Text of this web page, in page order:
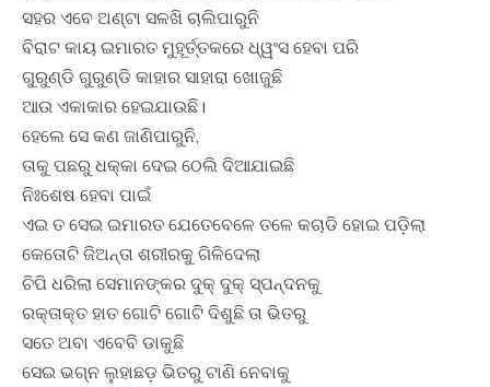
ସହର ଏବେ ଅଣ୍ଟା ସଳଖି ଚାଲିପାରୁନି
ବିରାଟ କାୟ ଇମାରତ ମୁହୂର୍ତ୍ତକରେ ଧ୍ୱଂସ ହେବା ପରି
ଗୁରୁଣ୍ଡି ଗୁରୁଣ୍ଡି କାହାର ସାହାରା ଖୋଜୁଛି
ଆଉ ଏକାକାର ହେଇଯାଉଛି।
ହେଲେ ସେ କଣ ଜାଣିପାରୁନି,
ତାକୁ ପଛରୁ ଧକ୍କା ଦେଇ ଠେଲି ଦିଆଯାଇଛି
ନିଃଶେଷ ହେବା ପାଇଁ
ଏଇ ତ ସେଇ ଇମାରତ ଯେତେବେଳେ ତଳେ କଚାଡି ହୋଇ ପଡ଼ିଲା
କେତୋଟି ଜିଅନ୍ତା ଶରୀରକୁ ଗିଳିଦେଲା
ଚିପି ଧରିଲା ସେମାନଙ୍କର ଦୁକ୍ ଦୁକ୍ ସ୍ପନ୍ଦନକୁ
ରକ୍ତାକ୍ତ ହାତ ଗୋଟି ଗୋଟି ଦିଶୁଛି ତା ଭିତରୁ
ସତେ ଅବା ଏବେବି ଡାକୁଛି
ସେଇ ଭଗ୍ନ ଲୁହାଛଡ଼ ଭିତରୁ ଟାଣି ନେବାକୁ